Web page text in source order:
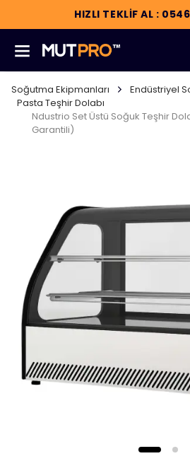
HIZLI TEKLİF AL :
Soğutma Ekipmanları
Endüstriyel
Pasta Teşhir Dolabı
Ndustrio Set Üstü Soğuk Teşhir
Garantili)